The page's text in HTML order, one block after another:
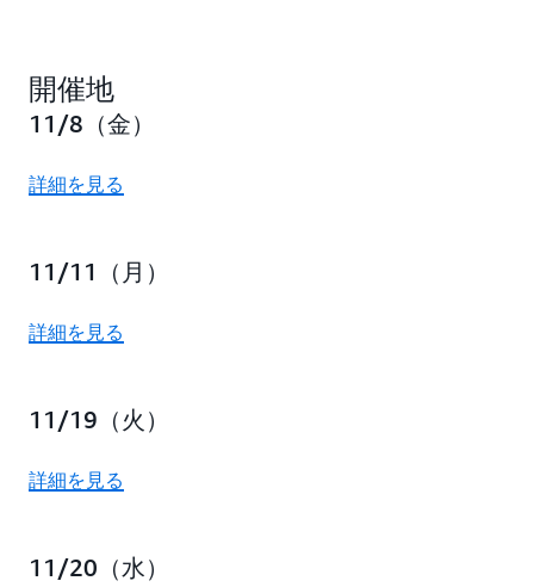
開催地
11/8（金）
詳細を見る
11/11（月）
詳細を見る
11/19（火）
詳細を見る
11/20（水）